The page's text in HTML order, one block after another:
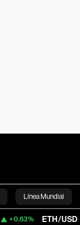
Línea Mundial
Bloomberg
ETH/USD 1,913.735